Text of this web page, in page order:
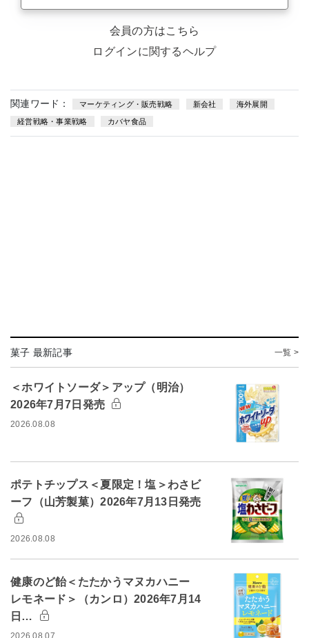
会員の方はこちら
ログインに関するヘルプ
関連ワード： マーケティング・販売戦略 新会社 海外展開
経営戦略・事業戦略 カバヤ食品
菓子 最新記事 一覧 >
＜ホワイトソーダ＞アップ（明治）
2026年7月7日発売
2026.08.08
ポテトチップス＜夏限定！塩＞わさビ
ーフ（山芳製菓）2026年7月13日発売
2026.08.08
健康のど飴＜たたかうマヌカハニー
レモネード＞（カンロ）2026年7月14
日…
2026.08.07